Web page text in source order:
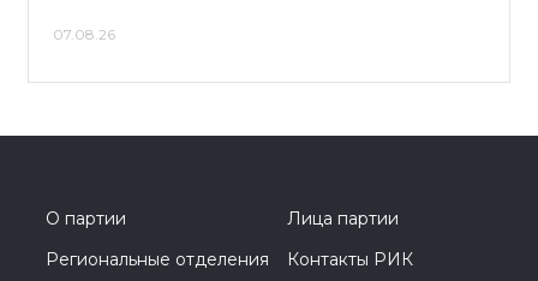
07.08.26
О партии
Лица партии
Региональные отделения
Контакты РИК